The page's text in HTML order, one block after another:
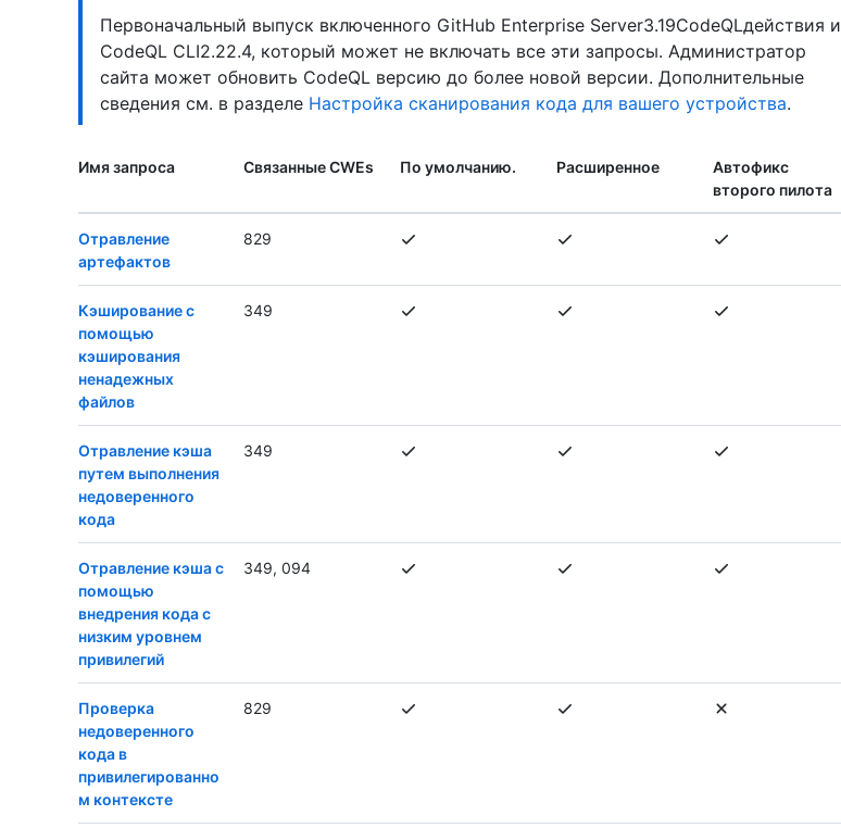
Первоначальный выпуск включенного GitHub Enterprise Server3.19CodeQLдействия и
CodeQL CLI2.22.4, который может не включать все эти запросы. Администратор
сайта может обновить CodeQL версию до более новой версии. Дополнительные
сведения см. в разделе Настройка сканирования кода для вашего устройства.
Имя запроса Связанные CWEs По умолчанию. Расширенное
Автофикс
второго пилота
Отравление
артефактов
829
Кэширование с
помощью
кэширования
ненадежных
файлов
349
Отравление кэша
путем выполнения
недоверенного
кода
349
Отравление кэша с
помощью
внедрения кода с
низким уровнем
привилегий
349, 094
Проверка
недоверенного
кода в
привилегированно
м контексте
829